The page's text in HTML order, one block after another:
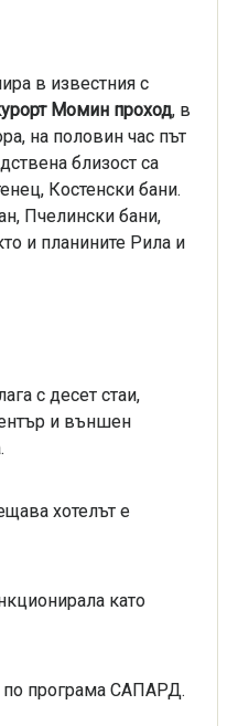
в известния с
Момин проход, в
на половин час път
близост са
Костенски бани.
Пчелински бани,
и планините Рила и
с десет стаи,
и външен
хотелът е
като
по програма САПАРД.